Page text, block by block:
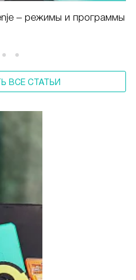
– режимы и программы
ВСЕ СТАТЬИ